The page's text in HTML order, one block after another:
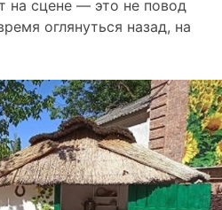
на сцене — это не повод
оглянуться назад, на